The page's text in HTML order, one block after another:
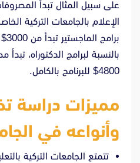
على سبيل المثال تبدأ
بالنسبة لبرامج الدكتوراه،
4800$ للبرنامج بالكامل.
مميزات دراسة
وأنواعه في
تتمتع الجامعات التركية